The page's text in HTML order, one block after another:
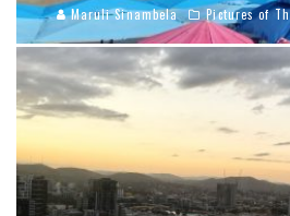
Maruli Sinambela Pictures of